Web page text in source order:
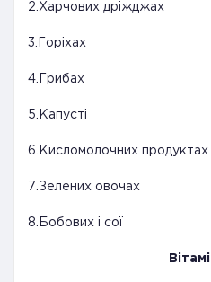
2.Харчових дріжджах
3.Горіхах
4.Грибах
5.Капусті
6.Кисломолочних продуктах
7.Зелених овочах
8.Бобових і сої